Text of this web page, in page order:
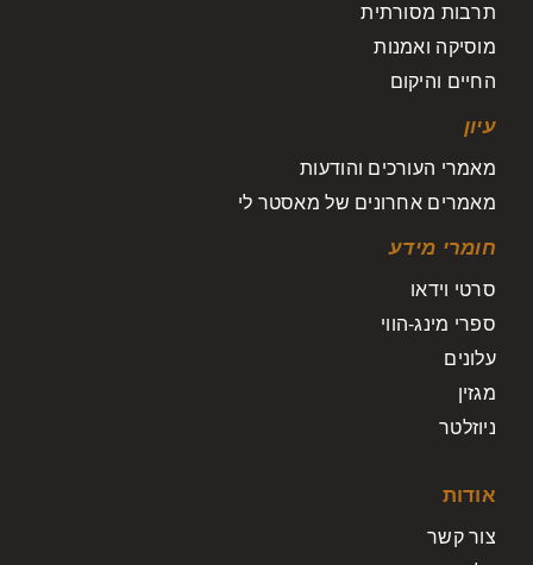
תרבות מסורתית
מוסיקה ואמנות
החיים והיקום
עיון
מאמרי העורכים והודעות
מאמרים אחרונים של מאסטר לי
חומרי מידע
סרטי וידאו
ספרי מינג-הווי
עלונים
מגזין
ניוזלטר
אודות
צור קשר